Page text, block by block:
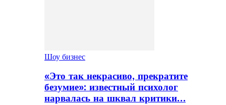
Шоу бизнес
«Это так некрасиво, прекратите
безумие»: известный психолог
нарвалась на шквал критики…